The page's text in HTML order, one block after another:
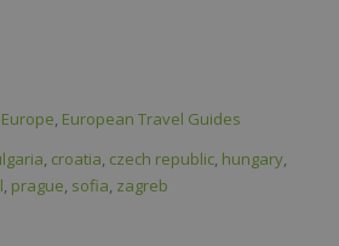
, European Travel Guides
, croatia, czech republic, hungary,
, prague, sofia, zagreb